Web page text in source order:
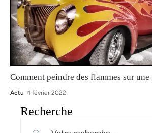
Comment peindre des flammes sur
Actu 1 février 2022
Recherche